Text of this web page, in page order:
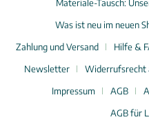
Materiale-Tausch:
Was ist neu im neuen
Zahlung und Versand
Hilfe &
Newsletter
Widerrufsrecht
Impressum
AGB
AGB für